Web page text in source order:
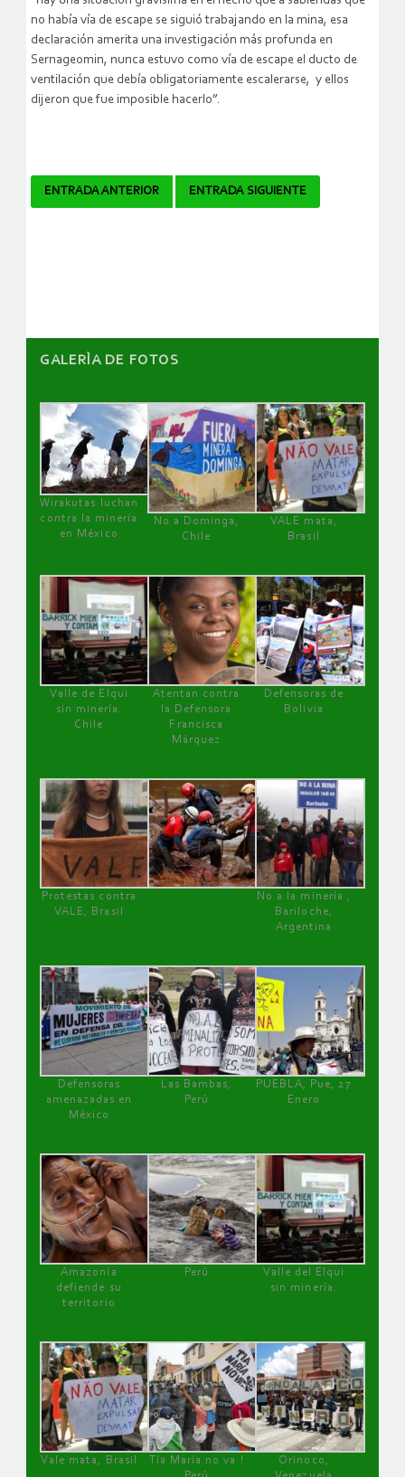
no había vía de escape se siguió trabajando en la mina, esa
declaración amerita una investigación más profunda en
Sernageomin, nunca estuvo como vía de escape el ducto de
ventilación que debía obligatoriamente escalerarse, y ellos
dijeron que fue imposible hacerlo”.
Navegador
ENTRADA ANTERIOR ENTRADA SIGUIENTE
GALERÌA DE FOTOS
Wirakutas luchan
contra la minería
en México
No a Dominga,
Chile
VALE mata,
Brasil
Valle de Elqui
sin minería.
Chile
Atentan contra
la Defensora
Francisca
Márquez
Defensoras de
Bolivia
Protestas contra
VALE, Brasil
No a la minería ,
Bariloche,
Argentina
Defensoras
amenazadas en
México
Las Bambas,
Perú
PUEBLA, Pue, 27
Enero
Amazonía
defiende su
territorio
Perú
Valle del Elqui
sin minería.
Vale mata, Brasil
Tía María no va !
Orinoco,